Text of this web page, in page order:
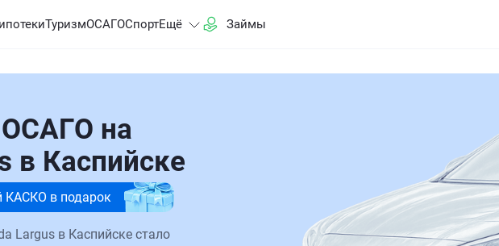
ТуризмОСАГОСпортЕщё Займы
на
в Каспийске
КАСКО в подарок
Largus в Каспийске стало